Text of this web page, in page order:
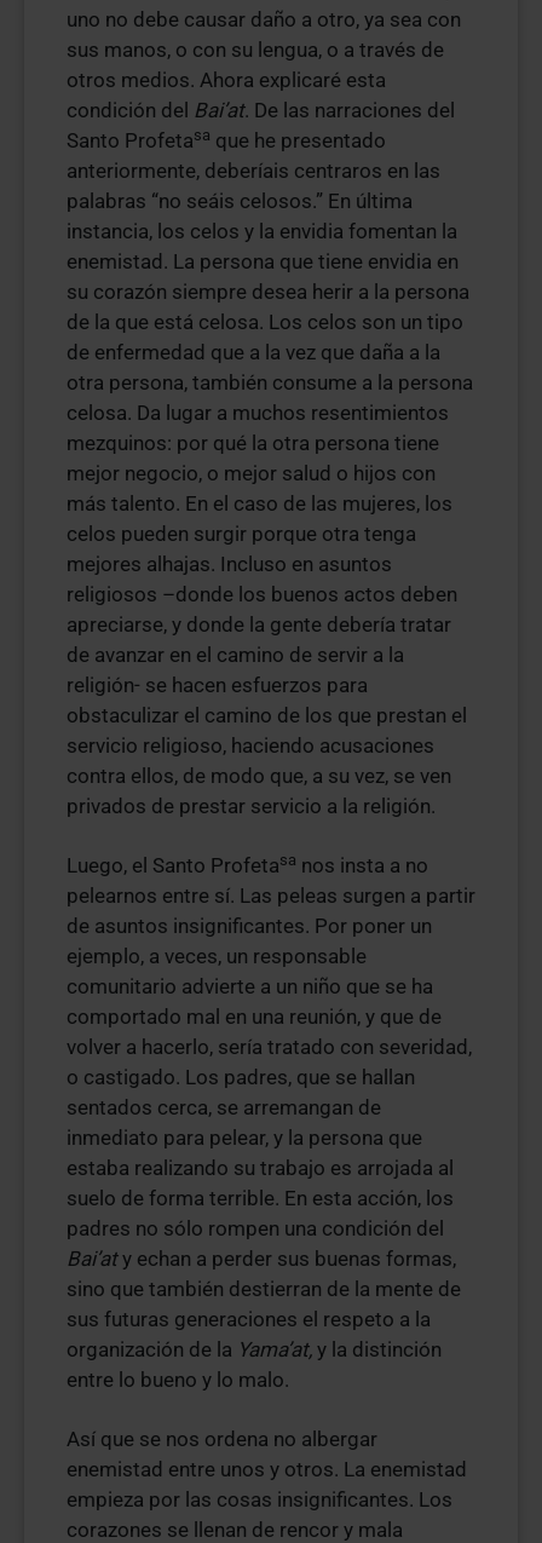
uno no debe causar daño a otro, ya sea con
sus manos, o con su lengua, o a través de
otros medios. Ahora explicaré esta
condición del Bai’at. De las narraciones del
Santo Profetasa que he presentado
anteriormente, deberíais centraros en las
palabras “no seáis celosos.” En última
instancia, los celos y la envidia fomentan la
enemistad. La persona que tiene envidia en
su corazón siempre desea herir a la persona
de la que está celosa. Los celos son un tipo
de enfermedad que a la vez que daña a la
otra persona, también consume a la persona
celosa. Da lugar a muchos resentimientos
mezquinos: por qué la otra persona tiene
mejor negocio, o mejor salud o hijos con
más talento. En el caso de las mujeres, los
celos pueden surgir porque otra tenga
mejores alhajas. Incluso en asuntos
religiosos –donde los buenos actos deben
apreciarse, y donde la gente debería tratar
de avanzar en el camino de servir a la
religión- se hacen esfuerzos para
obstaculizar el camino de los que prestan el
servicio religioso, haciendo acusaciones
contra ellos, de modo que, a su vez, se ven
privados de prestar servicio a la religión.
Luego, el Santo Profetasa nos insta a no
pelearnos entre sí. Las peleas surgen a partir
de asuntos insignificantes. Por poner un
ejemplo, a veces, un responsable
comunitario advierte a un niño que se ha
comportado mal en una reunión, y que de
volver a hacerlo, sería tratado con severidad,
o castigado. Los padres, que se hallan
sentados cerca, se arremangan de
inmediato para pelear, y la persona que
estaba realizando su trabajo es arrojada al
suelo de forma terrible. En esta acción, los
padres no sólo rompen una condición del
Bai’aty echan a perder sus buenas formas,
sino que también destierran de la mente de
sus futuras generaciones el respeto a la
organización de la Yama’at, y la distinción
entre lo bueno y lo malo.
Así que se nos ordena no albergar
enemistad entre unos y otros. La enemistad
empieza por las cosas insignificantes. Los
corazones se llenan de rencor y mala